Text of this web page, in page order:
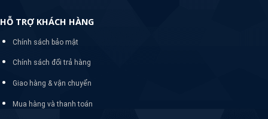
HỖ TRỢ KHÁCH HÀNG
Chính sách bảo mật
Chính sách đổi trả hàng
Giao hàng & vận chuyển
Mua hàng và thanh toán